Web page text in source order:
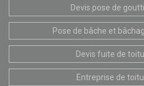
Devis pose de
Pose de bâche et
Devis fuite de
Entreprise de